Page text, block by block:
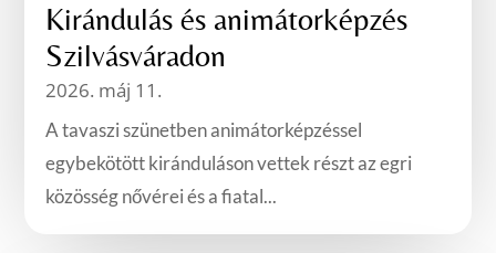
Kirándulás és animátorképzés
Szilvásváradon
2026. máj 11.
A tavaszi szünetben animátorképzéssel
egybekötött kiránduláson vettek részt az egri
közösség nővérei és a fiatal...